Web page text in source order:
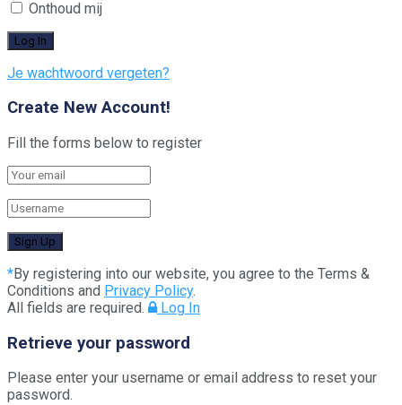
Onthoud mij
Je wachtwoord vergeten?
Create New Account!
Fill the forms below to register
*By registering into our website, you agree to the Terms &
Conditions and Privacy Policy.
All fields are required.
Log In
Retrieve your password
Please enter your username or email address to reset your
password.